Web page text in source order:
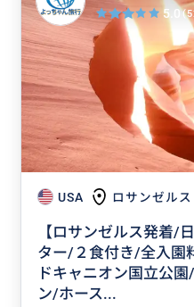
USA ロサンゼルス
【ロサンゼルス発着/
ター/２食付き/全入園
ドキャニオン国立公
ン/ホース...
5.0